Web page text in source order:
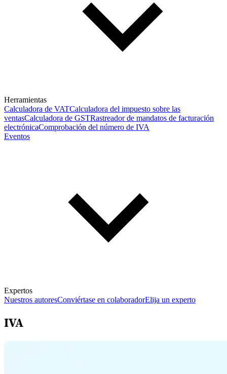
Herramientas
Calculadora de VATCalculadora del impuesto sobre las
ventasCalculadora de GSTRastreador de mandatos de facturación
electrónicaComprobación del número de IVA
Eventos
Expertos
Nuestros autoresConviértase en colaboradorElija un experto
IVA